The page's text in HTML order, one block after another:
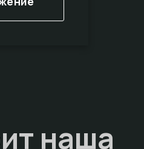
наша